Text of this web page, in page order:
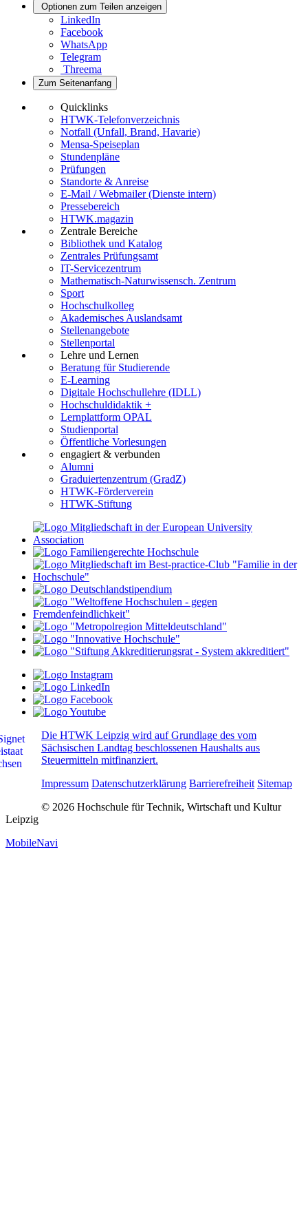
Optionen zum Teilen anzeigen
LinkedIn
Facebook
WhatsApp
Telegram
Threema
Zum Seitenanfang
Quicklinks
HTWK-Telefonverzeichnis
Notfall (Unfall, Brand, Havarie)
Mensa-Speiseplan
Stundenpläne
Prüfungen
Standorte & Anreise
E-Mail / Webmailer (Dienste intern)
Pressebereich
HTWK.magazin
Zentrale Bereiche
Bibliothek und Katalog
Zentrales Prüfungsamt
IT-Servicezentrum
Mathematisch-Naturwissensch. Zentrum
Sport
Hochschulkolleg
Akademisches Auslandsamt
Stellenangebote
Stellenportal
Lehre und Lernen
Beratung für Studierende
E-Learning
Digitale Hochschullehre (IDLL)
Hochschuldidaktik +
Lernplattform OPAL
Studienportal
Öffentliche Vorlesungen
engagiert & verbunden
Alumni
Graduiertenzentrum (GradZ)
HTWK-Förderverein
HTWK-Stiftung
Die HTWK Leipzig wird auf Grundlage des vom
Sächsischen Landtag beschlossenen Haushalts aus
Steuermitteln mitfinanziert.
Impressum Datenschutzerklärung Barrierefreiheit Sitemap
© 2026 Hochschule für Technik, Wirtschaft und Kultur
Leipzig
MobileNavi